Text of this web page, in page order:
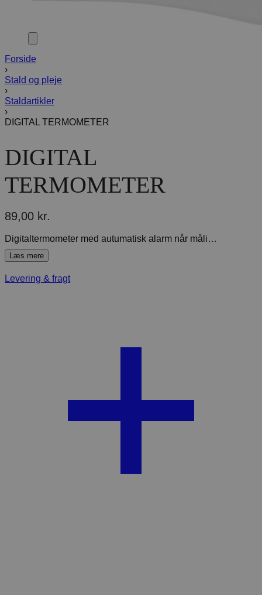
Forside
›
Stald og pleje
›
Staldartikler
›
DIGITAL TERMOMETER
DIGITAL
TERMOMETER
89,00 kr.
Digitaltermometer med autumatisk alarm når måling er færdig. Gemmer den sidste måling. Slukker automatisk for at spare på batteriet. Batteri indikator på displayet. Vandtæt.
Levering & fragt